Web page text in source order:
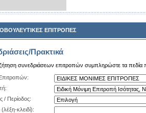
ΕΠΙΤΡΟΠΕΣ
Πρακτικά
συνεδριάσεων επιτροπών συμπληρώστε τα πεδία
/ Περίοδος:
(λέξη-κλειδί):